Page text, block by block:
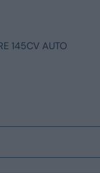
145CV AUTO